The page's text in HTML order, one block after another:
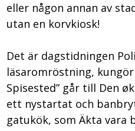
eller någon annan av
utan en korvkiosk!
Det är dagstidningen
läsaromröstning,
Spisested” går till Den
ett nystartat och
gatukök, som Äkta vara